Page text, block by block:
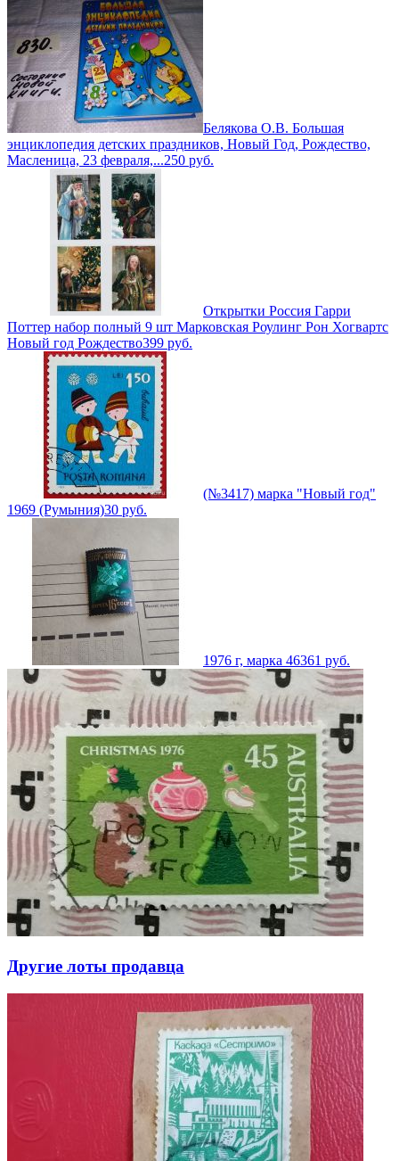
Белякова О.В. Большая
энциклопедия детских праздников, Новый Год, Рождество,
Масленица, 23 февраля,...250 руб.
Открытки Россия Гарри
Поттер набор полный 9 шт Марковская Роулинг Рон Хогвартс
Новый год Рождество399 руб.
(№3417) марка "Новый год"
1969 (Румыния)30 руб.
1976 г, марка 46361 руб.
Другие лоты продавца